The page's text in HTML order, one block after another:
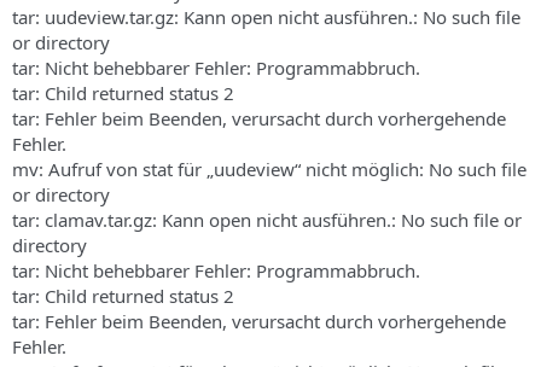
tar: uudeview.tar.gz: Kann open nicht ausführen.: No such file
or directory
tar: Nicht behebbarer Fehler: Programmabbruch.
tar: Child returned status 2
tar: Fehler beim Beenden, verursacht durch vorhergehende
Fehler.
mv: Aufruf von stat für „uudeview“ nicht möglich: No such file
or directory
tar: clamav.tar.gz: Kann open nicht ausführen.: No such file or
directory
tar: Nicht behebbarer Fehler: Programmabbruch.
tar: Child returned status 2
tar: Fehler beim Beenden, verursacht durch vorhergehende
Fehler.